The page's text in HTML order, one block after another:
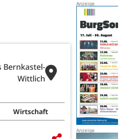
Bernkastel-
Wittlich
Wirtschaft